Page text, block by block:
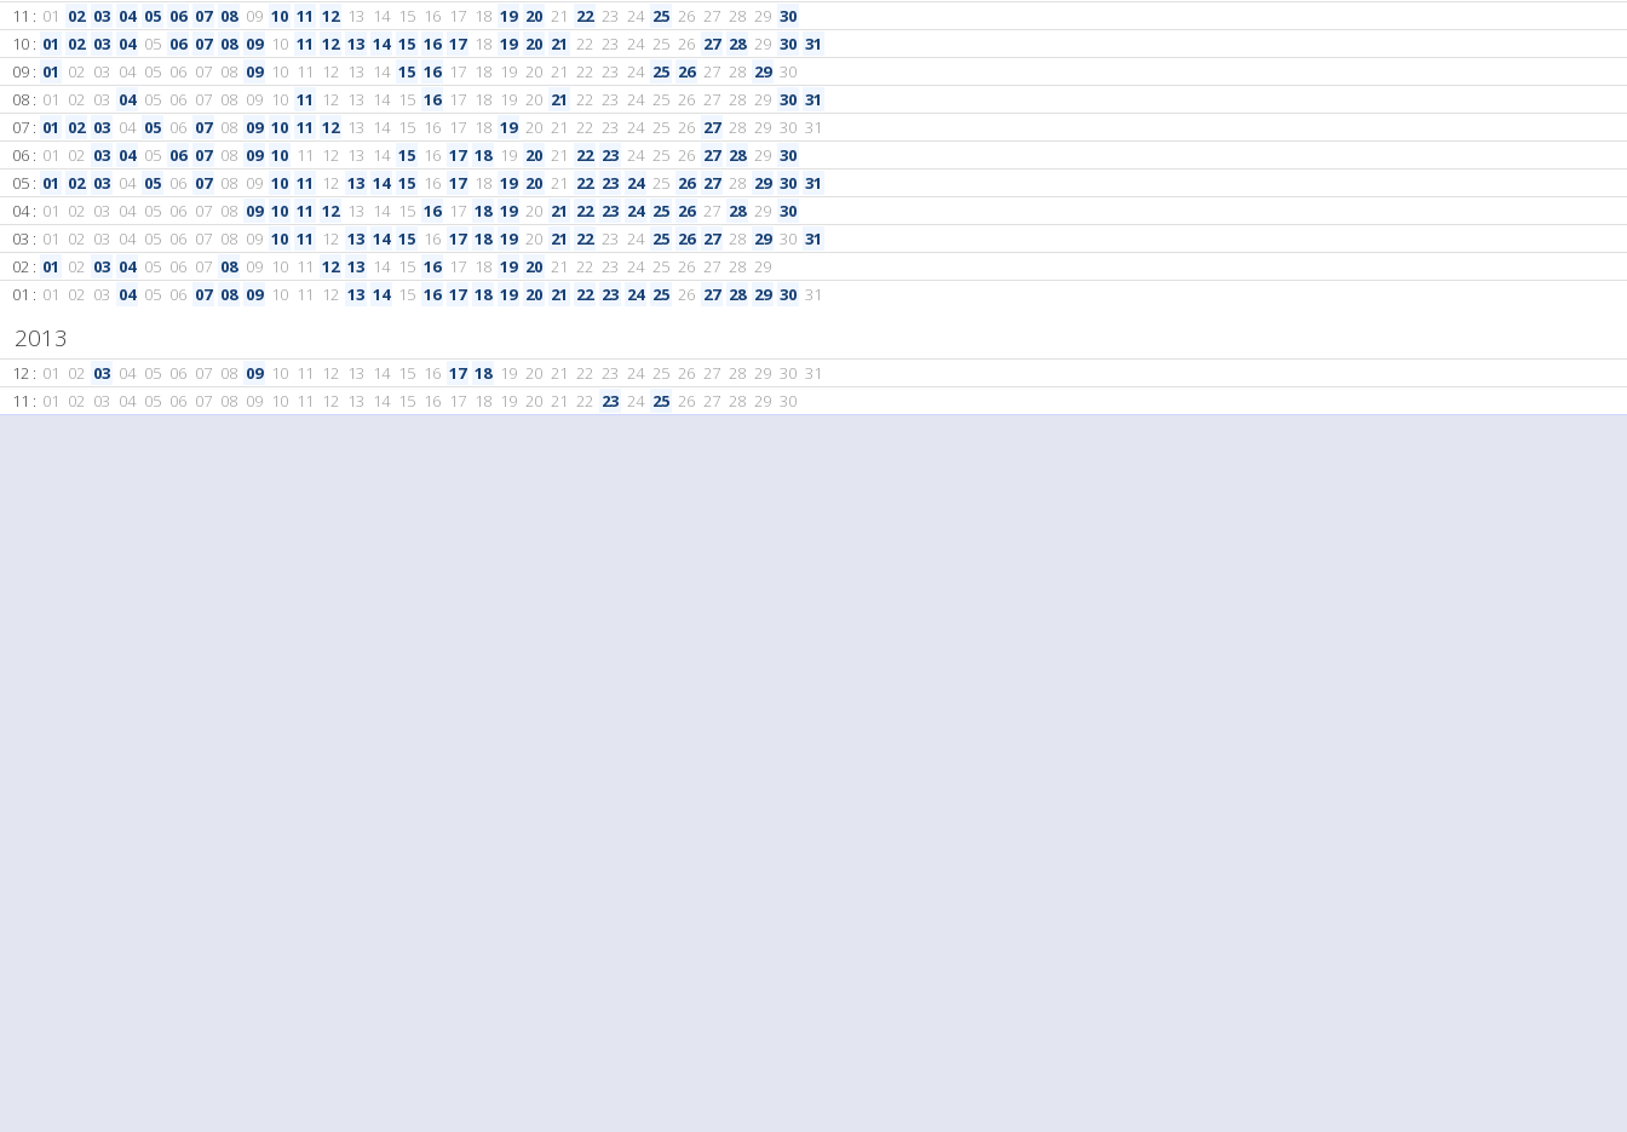
11 : 01 02 03 04 05 06 07 08 09 10 11 12 13 14 15 16 17 18 19 20 21 22 23 24 25 26 27 28 29 30
10 : 01 02 03 04 05 06 07 08 09 10 11 12 13 14 15 16 17 18 19 20 21 22 23 24 25 26 27 28 29 30 31
09 : 01 02 03 04 05 06 07 08 09 10 11 12 13 14 15 16 17 18 19 20 21 22 23 24 25 26 27 28 29 30
08 : 01 02 03 04 05 06 07 08 09 10 11 12 13 14 15 16 17 18 19 20 21 22 23 24 25 26 27 28 29 30 31
07 : 01 02 03 04 05 06 07 08 09 10 11 12 13 14 15 16 17 18 19 20 21 22 23 24 25 26 27 28 29 30 31
06 : 01 02 03 04 05 06 07 08 09 10 11 12 13 14 15 16 17 18 19 20 21 22 23 24 25 26 27 28 29 30
05 : 01 02 03 04 05 06 07 08 09 10 11 12 13 14 15 16 17 18 19 20 21 22 23 24 25 26 27 28 29 30 31
04 : 01 02 03 04 05 06 07 08 09 10 11 12 13 14 15 16 17 18 19 20 21 22 23 24 25 26 27 28 29 30
03 : 01 02 03 04 05 06 07 08 09 10 11 12 13 14 15 16 17 18 19 20 21 22 23 24 25 26 27 28 29 30 31
02 : 01 02 03 04 05 06 07 08 09 10 11 12 13 14 15 16 17 18 19 20 21 22 23 24 25 26 27 28 29
01 : 01 02 03 04 05 06 07 08 09 10 11 12 13 14 15 16 17 18 19 20 21 22 23 24 25 26 27 28 29 30 31
2013
12 : 01 02 03 04 05 06 07 08 09 10 11 12 13 14 15 16 17 18 19 20 21 22 23 24 25 26 27 28 29 30 31
11 : 01 02 03 04 05 06 07 08 09 10 11 12 13 14 15 16 17 18 19 20 21 22 23 24 25 26 27 28 29 30